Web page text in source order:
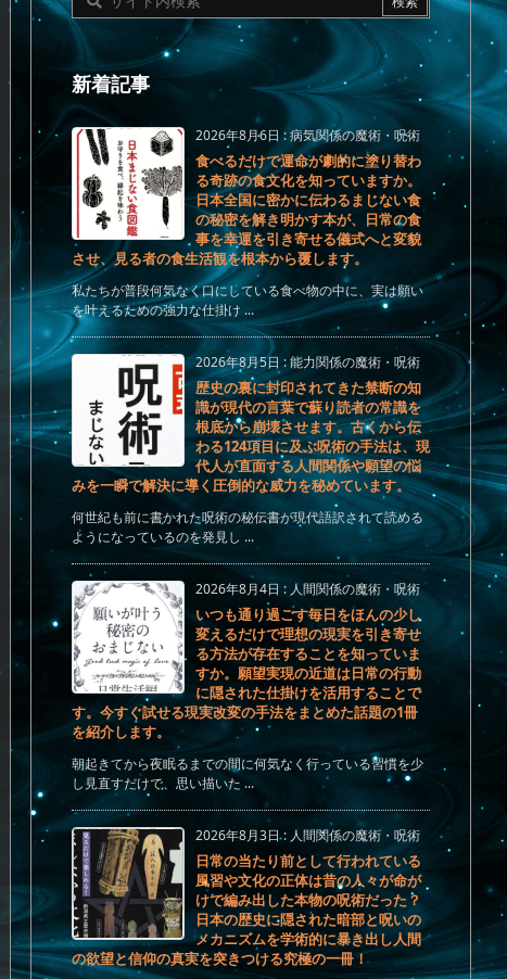
新着記事
2026年8月6日:病気関係の魔術・呪術
食べるだけで運命が劇的に塗り替わ
る奇跡の食文化を知っていますか。
日本全国に密かに伝わるまじない食
の秘密を解き明かす本が、日常の食
事を幸運を引き寄せる儀式へと変貌
させ、見る者の食生活観を根本から覆します。
私たちが普段何気なく口にしている食べ物の中に、実は願い
を叶えるための強力な仕掛け ...
2026年8月5日:能力関係の魔術・呪術
歴史の裏に封印されてきた禁断の知
識が現代の言葉で蘇り読者の常識を
根底から崩壊させます。古くから伝
わる124項目に及ぶ呪術の手法は、現
代人が直面する人間関係や願望の悩
みを一瞬で解決に導く圧倒的な威力を秘めています。
何世紀も前に書かれた呪術の秘伝書が現代語訳されて読める
ようになっているのを発見し ...
2026年8月4日 : 人間関係の魔術・呪術
いつも通り過ごす毎日をほんの少し
変えるだけで理想の現実を引き寄せ
る方法が存在することを知っていま
すか。願望実現の近道は日常の行動
に隠された仕掛けを活用することで
す。今すぐ試せる現実改変の手法をまとめた話題の1冊
を紹介します。
朝起きてから夜眠るまでの間に何気なく行っている習慣を少
し見直すだけで、思い描いた ...
2026年8月3日: 人間関係の魔術・呪術
日常の当たり前として行われている
風習や文化の正体は昔の人々が命が
けで編み出した本物の呪術だった？
日本の歴史に隠された暗部と呪いの
メカニズムを学術的に暴き出し人間
の欲望と信仰の真実を突きつける究極の一冊！